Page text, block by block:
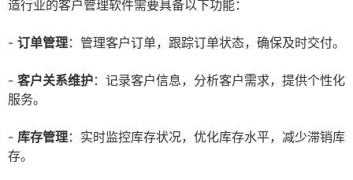
造行业的客户管理软件需要具备以下功能：
- 订单管理：管理客户订单，跟踪订单状态，确保及时交付。
- 客户关系维护：记录客户信息，分析客户需求，提供个性化
服务。
- 库存管理：实时监控库存状况，优化库存水平，减少滞销库
存。